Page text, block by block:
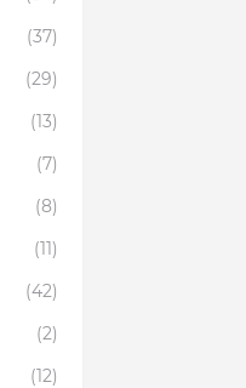
(37)
(29)
(13)
(7)
(8)
(11)
(42)
(2)
(12)